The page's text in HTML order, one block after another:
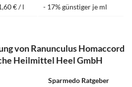
€ / l - 17% günstiger je ml
von Ranunculus Homaccord
Heilmittel Heel GmbH
Sparmedo Ratgeber